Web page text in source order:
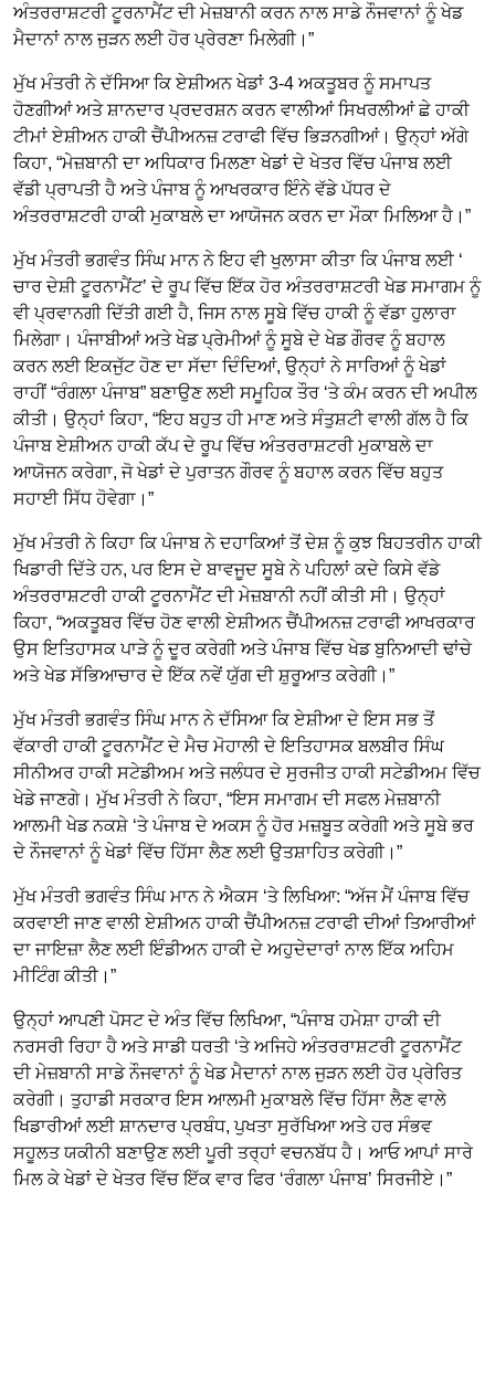
ਅੰਤਰਰਾਸ਼ਟਰੀ ਟੂਰਨਾਮੈਂਟ ਦੀ ਮੇਜ਼ਬਾਨੀ ਕਰਨ ਨਾਲ ਸਾਡੇ ਨੌਜਵਾਨਾਂ ਨੂੰ ਖੇਡ
ਮੈਦਾਨਾਂ ਨਾਲ ਜੁੜਨ ਲਈ ਹੋਰ ਪ੍ਰੇਰਣਾ ਮਿਲੇਗੀ।”
ਮੁੱਖ ਮੰਤਰੀ ਨੇ ਦੱਸਿਆ ਕਿ ਏਸ਼ੀਅਨ ਖੇਡਾਂ 3-4 ਅਕਤੂਬਰ ਨੂੰ ਸਮਾਪਤ
ਹੋਣਗੀਆਂ ਅਤੇ ਸ਼ਾਨਦਾਰ ਪ੍ਰਦਰਸ਼ਨ ਕਰਨ ਵਾਲੀਆਂ ਸਿਖਰਲੀਆਂ ਛੇ ਹਾਕੀ
ਟੀਮਾਂ ਏਸ਼ੀਅਨ ਹਾਕੀ ਚੈਂਪੀਅਨਜ਼ ਟਰਾਫੀ ਵਿੱਚ ਭਿੜਨਗੀਆਂ। ਉਨ੍ਹਾਂ ਅੱਗੇ
ਕਿਹਾ, “ਮੇਜ਼ਬਾਨੀ ਦਾ ਅਧਿਕਾਰ ਮਿਲਣਾ ਖੇਡਾਂ ਦੇ ਖੇਤਰ ਵਿੱਚ ਪੰਜਾਬ ਲਈ
ਵੱਡੀ ਪ੍ਰਾਪਤੀ ਹੈ ਅਤੇ ਪੰਜਾਬ ਨੂੰ ਆਖਰਕਾਰ ਇੰਨੇ ਵੱਡੇ ਪੱਧਰ ਦੇ
ਅੰਤਰਰਾਸ਼ਟਰੀ ਹਾਕੀ ਮੁਕਾਬਲੇ ਦਾ ਆਯੋਜਨ ਕਰਨ ਦਾ ਮੌਕਾ ਮਿਲਿਆ ਹੈ।”
ਮੁੱਖ ਮੰਤਰੀ ਭਗਵੰਤ ਸਿੰਘ ਮਾਨ ਨੇ ਇਹ ਵੀ ਖੁਲਾਸਾ ਕੀਤਾ ਕਿ ਪੰਜਾਬ ਲਈ ‘
ਚਾਰ ਦੇਸ਼ੀ ਟੂਰਨਾਮੈਂਟ’ ਦੇ ਰੂਪ ਵਿੱਚ ਇੱਕ ਹੋਰ ਅੰਤਰਰਾਸ਼ਟਰੀ ਖੇਡ ਸਮਾਗਮ ਨੂੰ
ਵੀ ਪ੍ਰਵਾਨਗੀ ਦਿੱਤੀ ਗਈ ਹੈ, ਜਿਸ ਨਾਲ ਸੂਬੇ ਵਿੱਚ ਹਾਕੀ ਨੂੰ ਵੱਡਾ ਹੁਲਾਰਾ
ਮਿਲੇਗਾ। ਪੰਜਾਬੀਆਂ ਅਤੇ ਖੇਡ ਪ੍ਰੇਮੀਆਂ ਨੂੰ ਸੂਬੇ ਦੇ ਖੇਡ ਗੌਰਵ ਨੂੰ ਬਹਾਲ
ਕਰਨ ਲਈ ਇਕਜੁੱਟ ਹੋਣ ਦਾ ਸੱਦਾ ਦਿੰਦਿਆਂ, ਉਨ੍ਹਾਂ ਨੇ ਸਾਰਿਆਂ ਨੂੰ ਖੇਡਾਂ
ਰਾਹੀਂ “ਰੰਗਲਾ ਪੰਜਾਬ” ਬਣਾਉਣ ਲਈ ਸਮੂਹਿਕ ਤੌਰ ‘ਤੇ ਕੰਮ ਕਰਨ ਦੀ ਅਪੀਲ
ਕੀਤੀ। ਉਨ੍ਹਾਂ ਕਿਹਾ, “ਇਹ ਬਹੁਤ ਹੀ ਮਾਣ ਅਤੇ ਸੰਤੁਸ਼ਟੀ ਵਾਲੀ ਗੱਲ ਹੈ ਕਿ
ਪੰਜਾਬ ਏਸ਼ੀਅਨ ਹਾਕੀ ਕੱਪ ਦੇ ਰੂਪ ਵਿੱਚ ਅੰਤਰਰਾਸ਼ਟਰੀ ਮੁਕਾਬਲੇ ਦਾ
ਆਯੋਜਨ ਕਰੇਗਾ, ਜੋ ਖੇਡਾਂ ਦੇ ਪੁਰਾਤਨ ਗੌਰਵ ਨੂੰ ਬਹਾਲ ਕਰਨ ਵਿੱਚ ਬਹੁਤ
ਸਹਾਈ ਸਿੱਧ ਹੋਵੇਗਾ।”
ਮੁੱਖ ਮੰਤਰੀ ਨੇ ਕਿਹਾ ਕਿ ਪੰਜਾਬ ਨੇ ਦਹਾਕਿਆਂ ਤੋਂ ਦੇਸ਼ ਨੂੰ ਕੁਝ ਬਿਹਤਰੀਨ ਹਾਕੀ
ਖਿਡਾਰੀ ਦਿੱਤੇ ਹਨ, ਪਰ ਇਸ ਦੇ ਬਾਵਜੂਦ ਸੂਬੇ ਨੇ ਪਹਿਲਾਂ ਕਦੇ ਕਿਸੇ ਵੱਡੇ
ਅੰਤਰਰਾਸ਼ਟਰੀ ਹਾਕੀ ਟੂਰਨਾਮੈਂਟ ਦੀ ਮੇਜ਼ਬਾਨੀ ਨਹੀਂ ਕੀਤੀ ਸੀ। ਉਨ੍ਹਾਂ
ਕਿਹਾ, “ਅਕਤੂਬਰ ਵਿੱਚ ਹੋਣ ਵਾਲੀ ਏਸ਼ੀਅਨ ਚੈਂਪੀਅਨਜ਼ ਟਰਾਫੀ ਆਖਰਕਾਰ
ਉਸ ਇਤਿਹਾਸਕ ਪਾੜੇ ਨੂੰ ਦੂਰ ਕਰੇਗੀ ਅਤੇ ਪੰਜਾਬ ਵਿੱਚ ਖੇਡ ਬੁਨਿਆਦੀ ਢਾਂਚੇ
ਅਤੇ ਖੇਡ ਸੱਭਿਆਚਾਰ ਦੇ ਇੱਕ ਨਵੇਂ ਯੁੱਗ ਦੀ ਸ਼ੁਰੂਆਤ ਕਰੇਗੀ।”
ਮੁੱਖ ਮੰਤਰੀ ਭਗਵੰਤ ਸਿੰਘ ਮਾਨ ਨੇ ਦੱਸਿਆ ਕਿ ਏਸ਼ੀਆ ਦੇ ਇਸ ਸਭ ਤੋਂ
ਵੱਕਾਰੀ ਹਾਕੀ ਟੂਰਨਾਮੈਂਟ ਦੇ ਮੈਚ ਮੋਹਾਲੀ ਦੇ ਇਤਿਹਾਸਕ ਬਲਬੀਰ ਸਿੰਘ
ਸੀਨੀਅਰ ਹਾਕੀ ਸਟੇਡੀਅਮ ਅਤੇ ਜਲੰਧਰ ਦੇ ਸੁਰਜੀਤ ਹਾਕੀ ਸਟੇਡੀਅਮ ਵਿੱਚ
ਖੇਡੇ ਜਾਣਗੇ। ਮੁੱਖ ਮੰਤਰੀ ਨੇ ਕਿਹਾ, “ਇਸ ਸਮਾਗਮ ਦੀ ਸਫਲ ਮੇਜ਼ਬਾਨੀ
ਆਲਮੀ ਖੇਡ ਨਕਸ਼ੇ ‘ਤੇ ਪੰਜਾਬ ਦੇ ਅਕਸ ਨੂੰ ਹੋਰ ਮਜ਼ਬੂਤ ਕਰੇਗੀ ਅਤੇ ਸੂਬੇ ਭਰ
ਦੇ ਨੌਜਵਾਨਾਂ ਨੂੰ ਖੇਡਾਂ ਵਿੱਚ ਹਿੱਸਾ ਲੈਣ ਲਈ ਉਤਸ਼ਾਹਿਤ ਕਰੇਗੀ।”
ਮੁੱਖ ਮੰਤਰੀ ਭਗਵੰਤ ਸਿੰਘ ਮਾਨ ਨੇ ਐਕਸ ‘ਤੇ ਲਿਖਿਆ: “ਅੱਜ ਮੈਂ ਪੰਜਾਬ ਵਿੱਚ
ਕਰਵਾਈ ਜਾਣ ਵਾਲੀ ਏਸ਼ੀਅਨ ਹਾਕੀ ਚੈਂਪੀਅਨਜ਼ ਟਰਾਫੀ ਦੀਆਂ ਤਿਆਰੀਆਂ
ਦਾ ਜਾਇਜ਼ਾ ਲੈਣ ਲਈ ਇੰਡੀਅਨ ਹਾਕੀ ਦੇ ਅਹੁਦੇਦਾਰਾਂ ਨਾਲ ਇੱਕ ਅਹਿਮ
ਮੀਟਿੰਗ ਕੀਤੀ।”
ਉਨ੍ਹਾਂ ਆਪਣੀ ਪੋਸਟ ਦੇ ਅੰਤ ਵਿੱਚ ਲਿਖਿਆ, “ਪੰਜਾਬ ਹਮੇਸ਼ਾ ਹਾਕੀ ਦੀ
ਨਰਸਰੀ ਰਿਹਾ ਹੈ ਅਤੇ ਸਾਡੀ ਧਰਤੀ ‘ਤੇ ਅਜਿਹੇ ਅੰਤਰਰਾਸ਼ਟਰੀ ਟੂਰਨਾਮੈਂਟ
ਦੀ ਮੇਜ਼ਬਾਨੀ ਸਾਡੇ ਨੌਜਵਾਨਾਂ ਨੂੰ ਖੇਡ ਮੈਦਾਨਾਂ ਨਾਲ ਜੁੜਨ ਲਈ ਹੋਰ ਪ੍ਰੇਰਿਤ
ਕਰੇਗੀ। ਤੁਹਾਡੀ ਸਰਕਾਰ ਇਸ ਆਲਮੀ ਮੁਕਾਬਲੇ ਵਿੱਚ ਹਿੱਸਾ ਲੈਣ ਵਾਲੇ
ਖਿਡਾਰੀਆਂ ਲਈ ਸ਼ਾਨਦਾਰ ਪ੍ਰਬੰਧ, ਪੁਖਤਾ ਸੁਰੱਖਿਆ ਅਤੇ ਹਰ ਸੰਭਵ
ਸਹੂਲਤ ਯਕੀਨੀ ਬਣਾਉਣ ਲਈ ਪੂਰੀ ਤਰ੍ਹਾਂ ਵਚਨਬੱਧ ਹੈ। ਆਓ ਆਪਾਂ ਸਾਰੇ
ਮਿਲ ਕੇ ਖੇਡਾਂ ਦੇ ਖੇਤਰ ਵਿੱਚ ਇੱਕ ਵਾਰ ਫਿਰ ‘ਰੰਗਲਾ ਪੰਜਾਬ’ ਸਿਰਜੀਏ।”